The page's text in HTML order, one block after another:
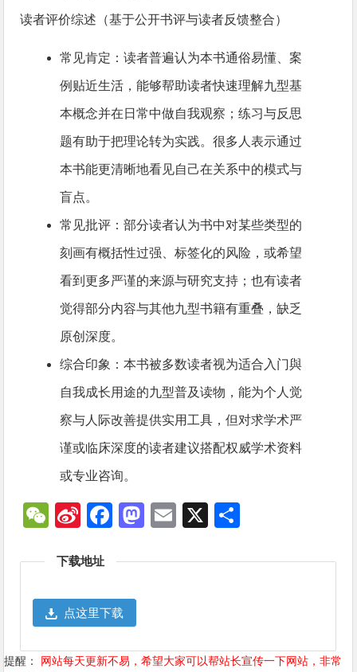
读者评价综述（基于公开书评与读者反馈整合）
常见肯定：读者普遍认为本书通俗易懂、案
例贴近生活，能够帮助读者快速理解九型基
本概念并在日常中做自我观察；练习与反思
题有助于把理论转为实践。很多人表示通过
本书能更清晰地看见自己在关系中的模式与
盲点。
常见批评：部分读者认为书中对某些类型的
刻画有概括性过强、标签化的风险，或希望
看到更多严谨的来源与研究支持；也有读者
觉得部分内容与其他九型书籍有重叠，缺乏
原创深度。
综合印象：本书被多数读者视为适合入门與
自我成长用途的九型普及读物，能为个人觉
察与人际改善提供实用工具，但对求学术严
谨或临床深度的读者建议搭配权威学术资料
或专业咨询。
WeChat
SinaFacebook
Mastodon
Email
X
下载地址
点这里下载
提醒：
网站每天更新不易，希望大家可以帮站长宣传一下网站，非常